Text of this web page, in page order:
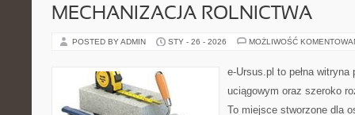
MECHANIZACJA ROLNICTWA
POSTED BY ADMIN STY - 26 - 2026 MOŻLIWOŚĆ
e-Ursus.pl to pełna
uciągowym oraz szeroko
To miejsce stworzone dla